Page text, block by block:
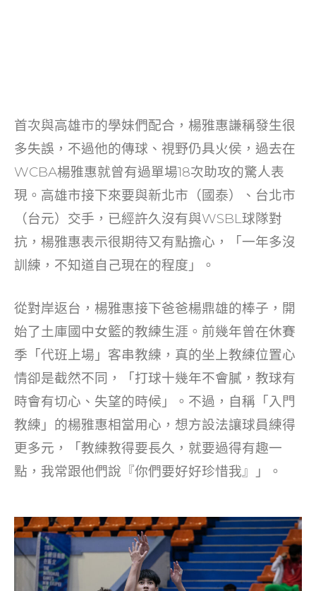
首次與高雄市的學妹們配合，楊雅惠謙稱發生很
多失誤，不過他的傳球、視野仍具火侯，過去在
WCBA楊雅惠就曾有過單場18次助攻的驚人表
現。高雄市接下來要與新北市（國泰）、台北市
（台元）交手，已經許久沒有與WSBL球隊對
抗，楊雅惠表示很期待又有點擔心，「一年多沒
訓練，不知道自己現在的程度」。
從對岸返台，楊雅惠接下爸爸楊鼎雄的棒子，開
始了土庫國中女籃的教練生涯。前幾年曾在休賽
季「代班上場」客串教練，真的坐上教練位置心
情卻是截然不同，「打球十幾年不會膩，教球有
時會有切心、失望的時候」。不過，自稱「入門
教練」的楊雅惠相當用心，想方設法讓球員練得
更多元，「教練教得要長久，就要過得有趣一
點，我常跟他們說『你們要好好珍惜我』」。